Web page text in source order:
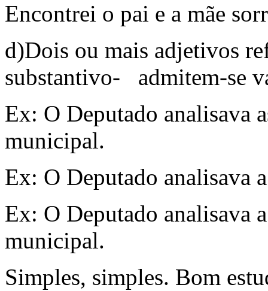
Encontrei o pai e a mãe
d)Dois ou mais adjetivos
substantivo- admitem-se
Ex: O Deputado analisava
municipal.
Ex: O Deputado analisava
Ex: O Deputado analisava
municipal.
Simples, simples. Bom